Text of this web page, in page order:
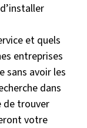
et quels
entreprises
sans avoir les
dans
de trouver
votre